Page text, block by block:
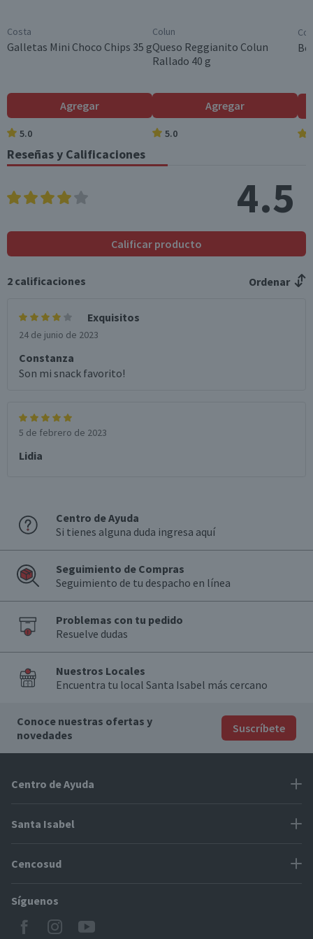
Grasas trans (g)
Hidratos de Carbon
o disponibles (g)
57,4 14,4
Azúcares totales
(g)
*Ingesta de referencia de un adulto promedio (8400 kj / 2000 kcal)
Costa
Galletas Mini Choco Chips 35 g
Agregar
5.0
Colun
Queso Reggianito Colun
Rallado 40 g
Agregar
5.0
Reseñas y Calificaciones
4.5
Calificar producto
2 calificaciones Ordenar
Exquisitos
24 de junio de 2023
Constanza
Son mi snack favorito!
5 de febrero de 2023
Lidia
Centro de Ayuda
Si tienes alguna duda ingresa aquí
Seguimiento de Compras
Seguimiento de tu despacho en línea
Problemas con tu pedido
Resuelve dudas
Nuestros Locales
Encuentra tu local Santa Isabel más cercano
Conoce nuestras ofertas y
novedades
Suscríbete
Centro de Ayuda
Problemas con tu pedido
Cómo modificar mis datos
Modos de entrega y cobertura
Locales Santa Isabel
Santa Isabel
Proveedores
Cencosud
Paris
Jumbo
Síguenos